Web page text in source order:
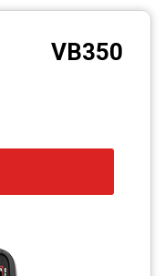
VB350